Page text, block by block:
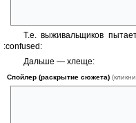
Т.е. выживальщиков
:confused:
Дальше — хлеще:
Спойлер (раскрытие сюжета)